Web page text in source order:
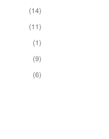
(14)
(11)
(1)
(9)
(6)